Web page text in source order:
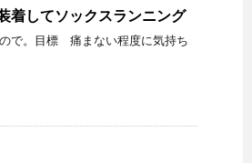
着してソックスランニング
で。目標 痛まない程度に気持ち